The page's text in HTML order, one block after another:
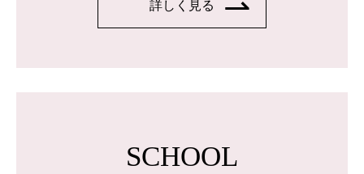
詳しく見る
SCHOOL